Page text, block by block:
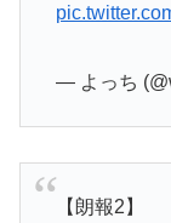
— よっち
【朗報2】